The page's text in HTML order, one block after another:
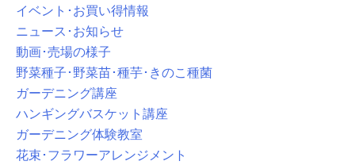
イベント･お買い得情報
ニュース･お知らせ
動画･売場の様子
野菜種子･野菜苗･種芋･きのこ種菌
ガーデニング講座
ハンギングバスケット講座
ガーデニング体験教室
花束･フラワーアレンジメント